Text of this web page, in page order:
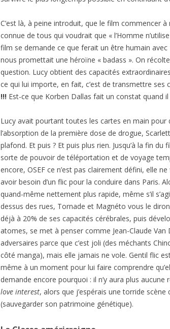
C’est là, à peine introduit, que le film commencer
connue de tous qui voudrait que « l’Homme
film se demande ce que ferait un être humain
nous promettait une héroïne « badass ». On
question. Lucy obtient des capacités
ce qui lui importe, en fait, c’est de transmettre ses
!!! Est-ce que Korben Dallas fait un constat quand
Lucy avait pourtant toutes les cartes en main pour
l’absorption de la première dose de drogue,
plafond. Et puis ? Et puis plus rien. Jusqu’à la fin
sorte de pouvoir de téléportation et de voyage
encore, OSEF ce n’est pas clairement défini, elle
avoir besoin d’un flic pour la conduire dans Paris.
quand-même nettement plus rapide, même s’il
dessus des rues, Tornade et Magnéto vous le
déjà à 20% de ses capacités cérébrales, puis
atomes, se met à penser comme Jean-Claude Van
adversaires parce que c’est joli (des méchants
côté manga), mais elle jamais ne vole. Gentil flic
même à un moment pour lui faire comprendre
demande encore pourquoi : il n’y aura plus
love interest, alors que j’espérais une torride
(sauvegarder son patrimoine génétique).